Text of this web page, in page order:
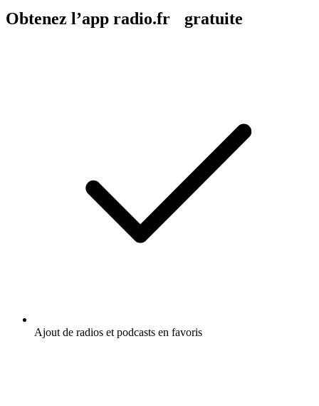
Obtenez l’app radio.fr gratuite
Ajout de radios et podcasts en favoris